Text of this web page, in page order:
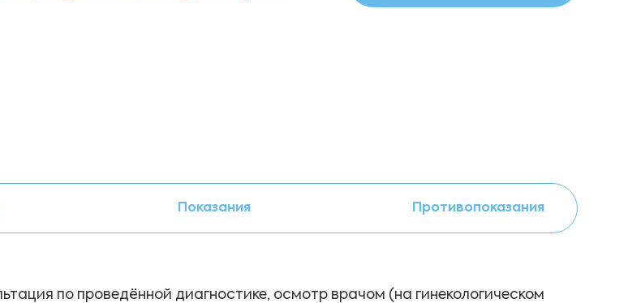
Показания Противопоказания
по проведённой диагностике, осмотр врачом (на гинекологическом